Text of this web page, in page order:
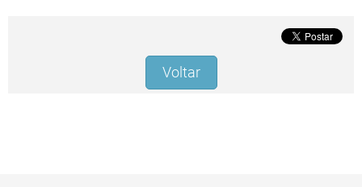
Voltar